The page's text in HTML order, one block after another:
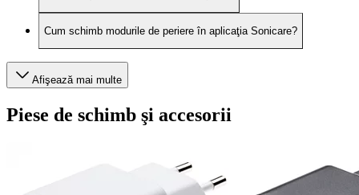
Cum schimb modurile de periere în aplicaţia Sonicare?
Afişează mai multe
Piese de schimb şi accesorii